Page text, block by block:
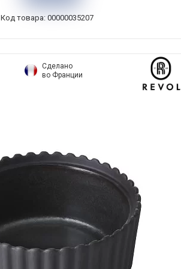
Код товара: 00000035207
Сделано
во Франции